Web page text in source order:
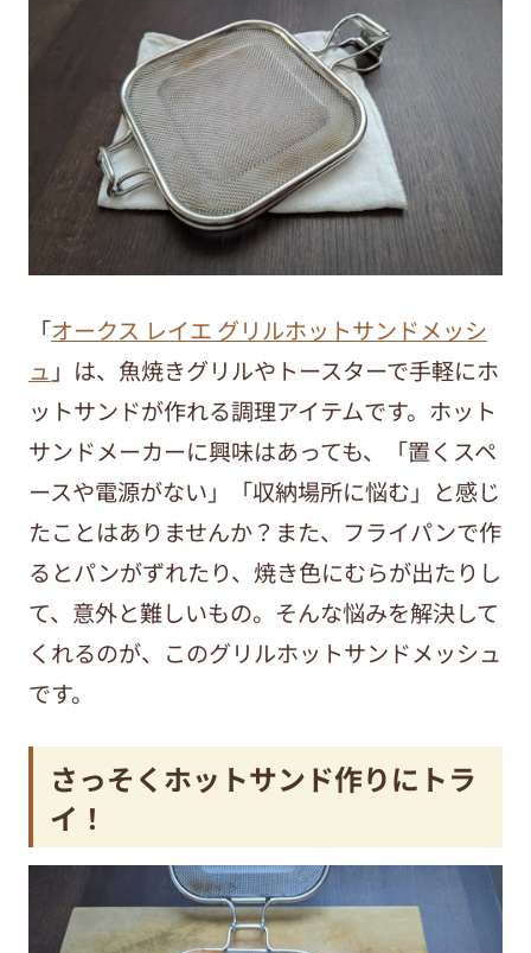
「オークス レイエ グリルホットサンドメッシ
ュ 」は、魚焼きグリルやトースターで手軽にホ
ットサンドが作れる調理アイテムです。ホット
サンドメーカーに興味はあっても、「置くスペ
ースや電源がない」「収納場所に悩む」と感じ
たことはありませんか？また、フライパンで作
るとパンがずれたり、焼き色にむらが出たりし
て、意外と難しいもの。そんな悩みを解決して
くれるのが、このグリルホットサンドメッシュ
です。
さっそくホットサンド作りにトラ
イ！